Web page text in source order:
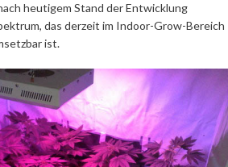
heutigem Stand der Entwicklung
das derzeit im Indoor-Grow-Bereich
ist.